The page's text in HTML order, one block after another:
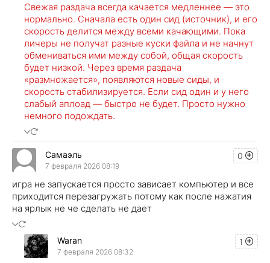
Свежая раздача всегда качается медленнее — это
нормально. Сначала есть один сид (источник), и его
скорость делится между всеми качающими. Пока
личеры не получат разные куски файла и не начнут
обмениваться ими между собой, общая скорость
будет низкой. Через время раздача
«размножается», появляются новые сиды, и
скорость стабилизируется. Если сид один и у него
слабый аплоад — быстро не будет. Просто нужно
немного подождать.
0
Самаэль
7 февраля 2026 08:19
игра не запускается просто зависает компьютер и все
приходится перезагружать потому как после нажатия
на ярлык не че сделать не дает
1
Waran
7 февраля 2026 08:32